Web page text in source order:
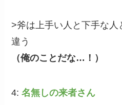
>斧は上手い人と下手な人
違う
（俺のことだな…！）
4:名無しの来者さん